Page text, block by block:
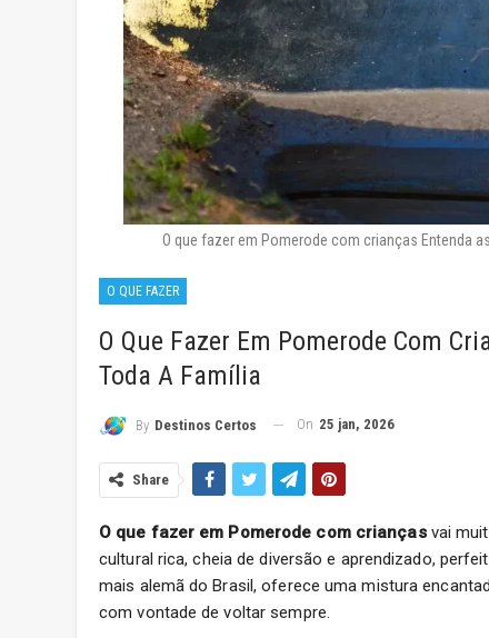
O que fazer em Pomerode com crianças Entenda
O QUE FAZER
O Que Fazer Em Pomerode Com
Toda A Família
By Destinos Certos On 25 jan, 2026
Share
O que fazer em Pomerode com criançasvai
cultural rica, cheia de diversão e aprendizado,
mais alemã do Brasil, oferece uma mistura
com vontade de voltar sempre.